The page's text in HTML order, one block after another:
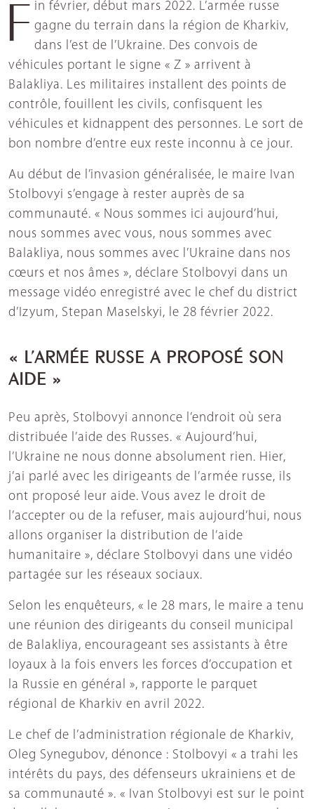
Fin février, début mars 2022. L’armée russe gagne du terrain dans la région de Kharkiv,
dans l’est de l’Ukraine. Des convois de
véhicules portant le signe « Z » arrivent à
Balakliya. Les militaires installent des points de
contrôle, fouillent les civils, confisquent les
véhicules et kidnappent des personnes. Le sort de
bon nombre d’entre eux reste inconnu à ce jour.
Au début de l’invasion généralisée, le maire Ivan
Stolbovyi s’engage à rester auprès de sa
communauté. « Nous sommes ici aujourd’hui,
nous sommes avec vous, nous sommes avec
Balakliya, nous sommes avec l’Ukraine dans nos
cœurs et nos âmes », déclare Stolbovyi dans un
message vidéo enregistré avec le chef du district
d’Izyum, Stepan Maselskyi, le 28 février 2022.
« L’ARMÉE RUSSE A PROPOSÉ SON
AIDE »
Peu après, Stolbovyi annonce l’endroit où sera
distribuée l’aide des Russes. « Aujourd’hui,
l’Ukraine ne nous donne absolument rien. Hier,
j’ai parlé avec les dirigeants de l’armée russe, ils
ont proposé leur aide. Vous avez le droit de
l’accepter ou de la refuser, mais aujourd’hui, nous
allons organiser la distribution de l’aide
humanitaire », déclare Stolbovyi dans une vidéo
partagée sur les réseaux sociaux.
Selon les enquêteurs, « le 28 mars, le maire a tenu
une réunion des dirigeants du conseil municipal
de Balakliya, encourageant ses assistants à être
loyaux à la fois envers les forces d’occupation et
la Russie en général », rapporte le parquet
régional de Kharkiv en avril 2022.
Le chef de l’administration régionale de Kharkiv,
Oleg Synegubov, dénonce : Stolbovyi « a trahi les
intérêts du pays, des défenseurs ukrainiens et de
sa communauté ». « Ivan Stolbovyi est sur le point